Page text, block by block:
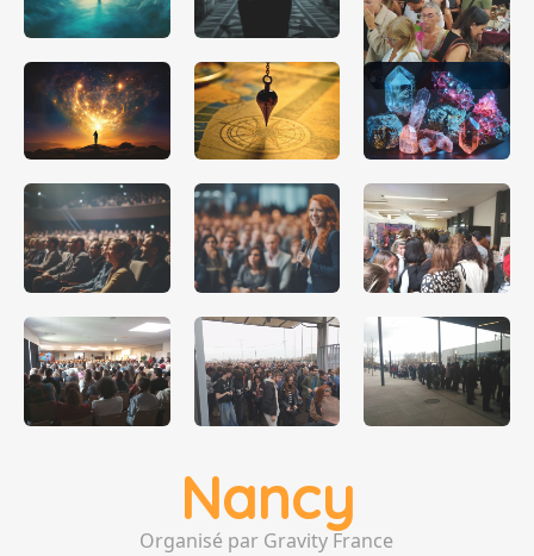
Nancy
Organisé par Gravity France